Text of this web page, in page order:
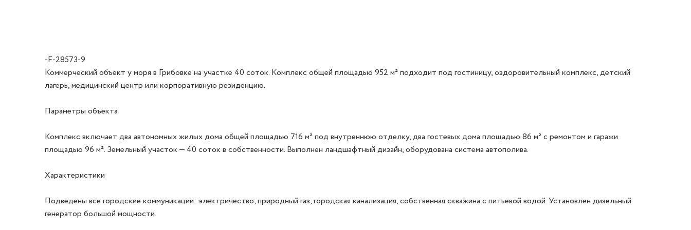
-F-28573-9
Коммерческий объект у моря в Грибовке на участке 40 соток. Комплекс общей площадью 952 м² подходит под гостиницу, оздоровительный комплекс, детский
лагерь, медицинский центр или корпоративную резиденцию.
Параметры объекта
Комплекс включает два автономных жилых дома общей площадью 716 м² под внутреннюю отделку, два гостевых дома площадью 86 м² с ремонтом и гаражи
площадью 96 м². Земельный участок — 40 соток в собственности. Выполнен ландшафтный дизайн, оборудована система автополива.
Характеристики
Подведены все городские коммуникации: электричество, природный газ, городская канализация, собственная скважина с питьевой водой. Установлен дизельный
генератор большой мощности.